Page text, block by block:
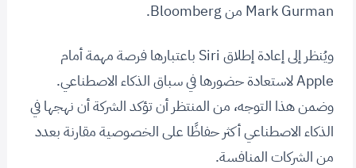
Mark Gurman من Bloomberg.
ويُنظر إلى إعادة إطلاق Siri باعتبارها فرصة مهمة أمام
Apple لاستعادة حضورها في سباق الذكاء الاصطناعي.
وضمن هذا التوجه، من المنتظر أن تؤكد الشركة أن نهجها في
الذكاء الاصطناعي أكثر حفاظًا على الخصوصية مقارنة بعدد
من الشركات المنافسة.